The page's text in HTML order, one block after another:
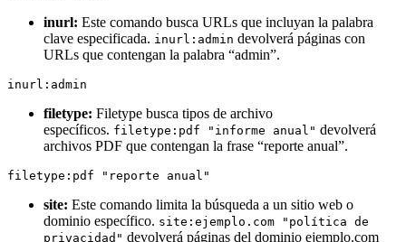
inurl: Este comando busca URLs que incluyan la palabra
clave especificada. inurl:admin devolverá páginas con
URLs que contengan la palabra “admin”.
inurl:admin
filetype: Filetype busca tipos de archivo
específicos. filetype:pdf "informe anual" devolverá
archivos PDF que contengan la frase “reporte anual”.
filetype:pdf "reporte anual"
site: Este comando limita la búsqueda a un sitio web o
dominio específico. site:ejemplo.com "política de
privacidad" devolverá páginas del dominio ejemplo.com